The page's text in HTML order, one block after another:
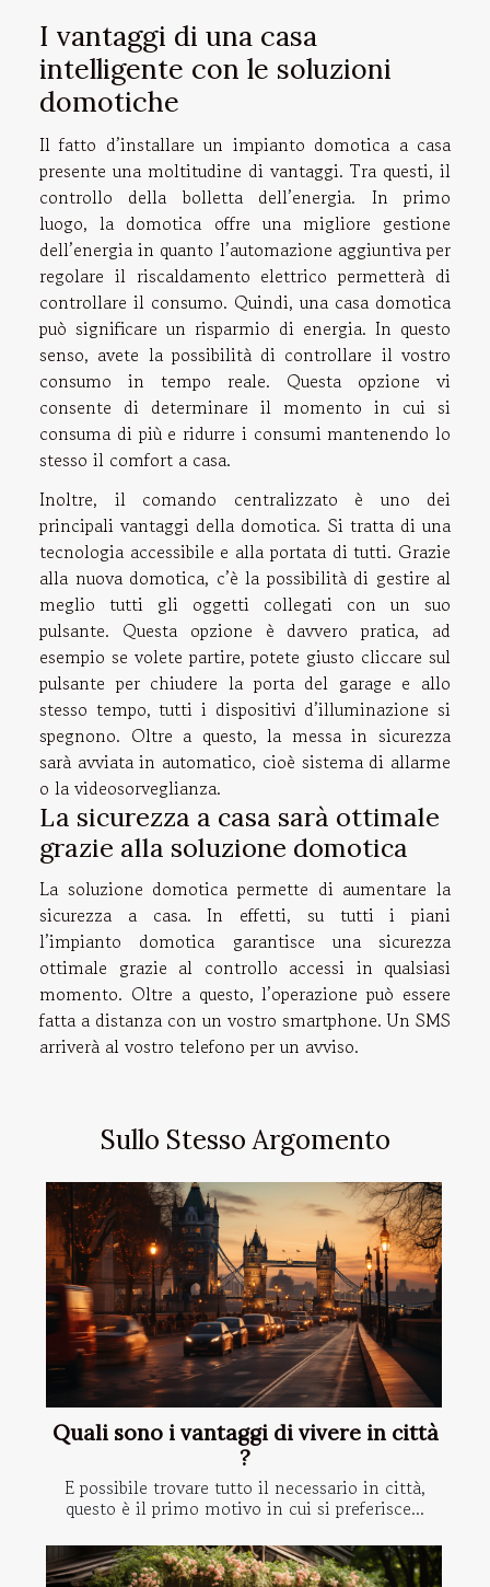
I vantaggi di una casa
intelligente con le soluzioni
domotiche
Il fatto d’installare un impianto domotica a casa
presente una moltitudine di vantaggi. Tra questi, il
controllo della bolletta dell’energia. In primo
luogo, la domotica offre una migliore gestione
dell’energia in quanto l’automazione aggiuntiva per
regolare il riscaldamento elettrico permetterà di
controllare il consumo. Quindi, una casa domotica
può significare un risparmio di energia. In questo
senso, avete la possibilità di controllare il vostro
consumo in tempo reale. Questa opzione vi
consente di determinare il momento in cui si
consuma di più e ridurre i consumi mantenendo lo
stesso il comfort a casa.
Inoltre, il comando centralizzato è uno dei
principali vantaggi della domotica. Si tratta di una
tecnologia accessibile e alla portata di tutti. Grazie
alla nuova domotica, c’è la possibilità di gestire al
meglio tutti gli oggetti collegati con un suo
pulsante. Questa opzione è davvero pratica, ad
esempio se volete partire, potete giusto cliccare sul
pulsante per chiudere la porta del garage e allo
stesso tempo, tutti i dispositivi d’illuminazione si
spegnono. Oltre a questo, la messa in sicurezza
sarà avviata in automatico, cioè sistema di allarme
o la videosorveglianza.
La sicurezza a casa sarà ottimale
grazie alla soluzione domotica
La soluzione domotica permette di aumentare la
sicurezza a casa. In effetti, su tutti i piani
l’impianto domotica garantisce una sicurezza
ottimale grazie al controllo accessi in qualsiasi
momento. Oltre a questo, l’operazione può essere
fatta a distanza con un vostro smartphone. Un SMS
arriverà al vostro telefono per un avviso.
Sullo Stesso Argomento
Quali sono i vantaggi di vivere in città
?
E possibile trovare tutto il necessario in città,
questo è il primo motivo in cui si preferisce...